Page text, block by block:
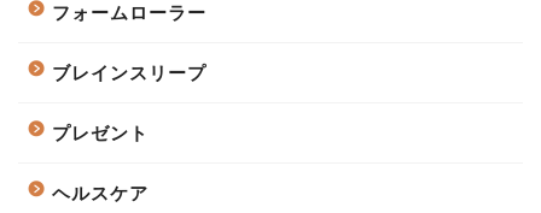
フォームローラー
ブレインスリープ
プレゼント
ヘルスケア